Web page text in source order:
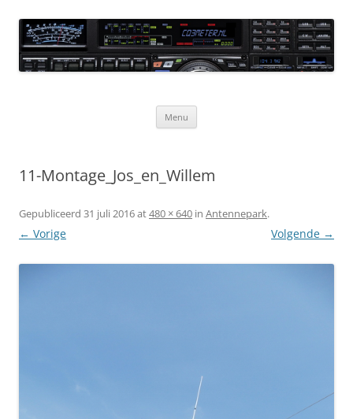
naar
de
inhoud CQ3meter
Website door en voor radio-amateurs
Menu
11-Montage_Jos_en_Willem
Gepubliceerd 31 juli 2016at480 × 640 in Antennepark.
← Vorige Volgende →